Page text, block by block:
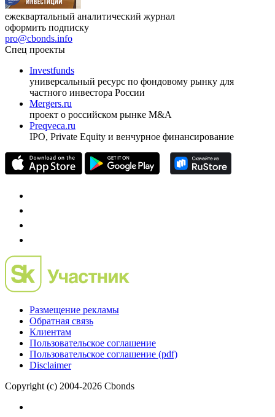
ежеквартальный аналитический журнал
оформить подписку
pro@cbonds.info
Спец проекты
Investfunds
универсальный ресурс по фондовому рынку для
частного инвестора России
проект о российском рынке M&A
Preqveca.ru
Размещение рекламы
Обратная связь
Пользовательское соглашение